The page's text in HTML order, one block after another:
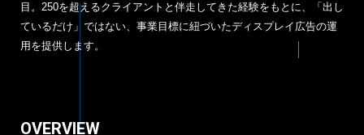
目。250を超えるクライアントと伴走してきた経験をもとに、「出し
ているだけ」ではない、事業目標に紐づいたディスプレイ広告の運
用を提供します。
OVERVIEW